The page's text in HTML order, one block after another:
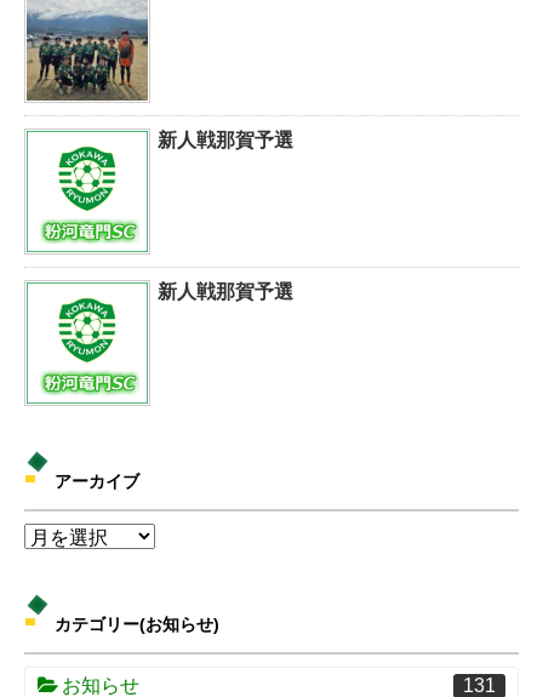
新人戦那賀予選
新人戦那賀予選
アーカイブ
カテゴリー(お知らせ)
お知らせ 131